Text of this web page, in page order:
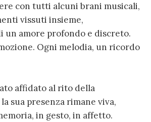
con tutti alcuni brani musicali,
vissuti insieme,
un amore profondo e discreto.
Ogni melodia, un ricordo
affidato al rito della
sua presenza rimane viva,
in gesto, in affetto.